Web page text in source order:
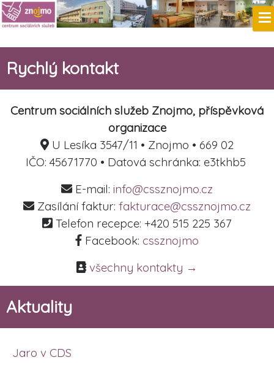
Rychlý kontakt
Centrum sociálních služeb Znojmo, příspěvková
organizace
U Lesíka 3547/11 • Znojmo • 669 02
IČO: 45671770 • Datová schránka: e3tkhb5
E-mail:info@cssznojmo.cz
Zasílání faktur:fakturace@cssznojmo.cz
Telefon recepce: +420 515 225 367
Facebook: cssznojmo
všechny kontakty →
Aktuality
Jaro v CDS